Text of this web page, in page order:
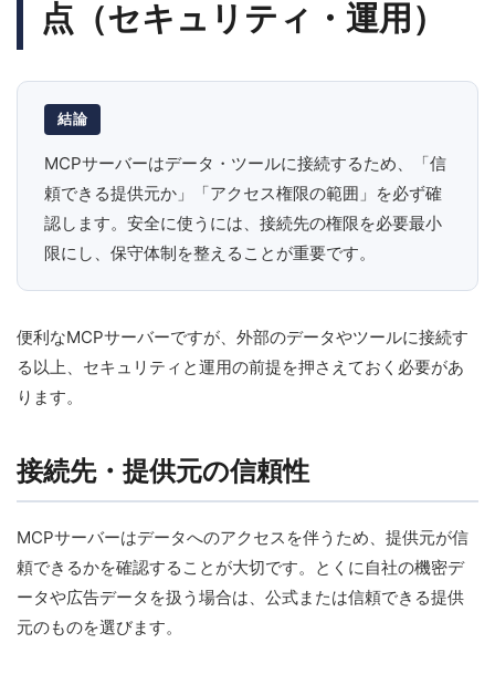
点（セキュリティ・運用）
結論
MCPサーバーはデータ・ツールに接続するため、「信
頼できる提供元か」「アクセス権限の範囲」を必ず確
認します。安全に使うには、接続先の権限を必要最小
限にし、保守体制を整えることが重要です。
便利なMCPサーバーですが、外部のデータやツールに接続す
る以上、セキュリティと運用の前提を押さえておく必要があ
ります。
接続先・提供元の信頼性
MCPサーバーはデータへのアクセスを伴うため、提供元が信
頼できるかを確認することが大切です。とくに自社の機密デ
ータや広告データを扱う場合は、公式または信頼できる提供
元のものを選びます。